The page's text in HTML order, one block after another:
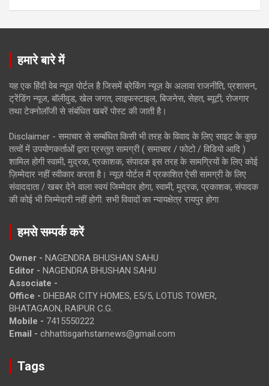
हमारे बारे में
यह एक हिंदी वेब न्यूज़ पोर्टल है जिसमें ब्रेकिंग न्यूज़ के अलावा राजनीति, प्रशासन,
ट्रेंडिंग न्यूज, बॉलीवुड, खेल जगत, लाइफस्टाइल, बिजनेस, सेहत, ब्यूटी, रोजगार
तथा टेक्नोलॉजी से संबंधित खबरें पोस्ट की जाती है।
Disclaimer - समाचार से सम्बंधित किसी भी तरह के विवाद के लिए साइट के कुछ
तत्वों में उपयोगकर्ताओं द्वारा प्रस्तुत सामग्री ( समाचार / फोटो / विडियो आदि )
शामिल होगी स्वामी, मुद्रक, प्रकाशक, संपादक इस तरह के सामग्रियों के लिए कोई
ज़िम्मेदार नहीं स्वीकार करता है। न्यूज़ पोर्टल में प्रकाशित ऐसी सामग्री के लिए
संवाददाता / खबर देने वाला स्वयं जिम्मेदार होगा, स्वामी, मुद्रक, प्रकाशक, संपादक
की कोई भी जिम्मेदारी नहीं होगी. सभी विवादों का न्यायक्षेत्र रायपुर होगा
हमसे सम्पर्क करें
Owner - NAGENDRA BHUSHAN SAHU
Editor - NAGENDRA BHUSHAN SAHU
Associate -
Office - DHEBAR CITY HOMES, E5/5, LOTUS TOWER,
BHATAGAON, RAIPUR C.G.
Mobile - 7415550222
Email - chhattisgarhstarnews@gmail.com
Tags